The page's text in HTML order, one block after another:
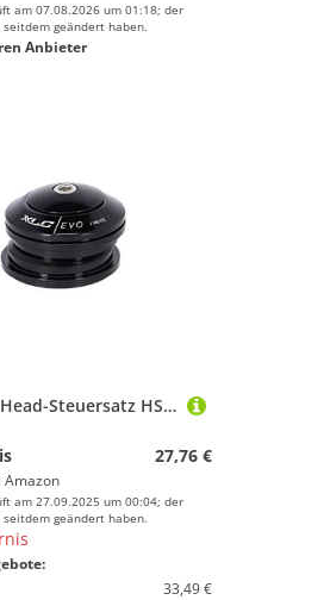
am 07.08.2026 um 01:18; der
seitdem geändert haben.
Anbieter
XLC Evo A-Head-Steuersatz HS-I15 Ø28,6/30/44mm, semi integriert
27,76 €
Amazon
am 27.09.2025 um 00:04; der
seitdem geändert haben.
33,49 €